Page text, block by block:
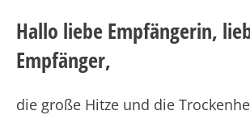
Hallo liebe Empfängerin,
Empfänger,
die große Hitze und die